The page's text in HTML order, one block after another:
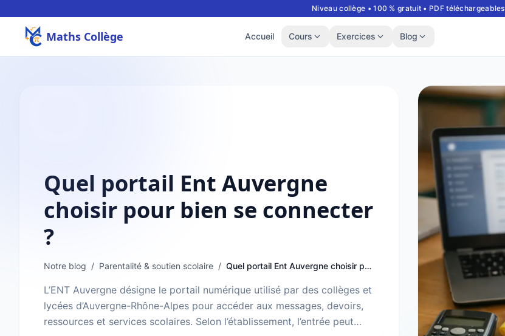
Niveau collège • 100 % gratuit • PDF téléchargeables
Maths Collège Accueil Cours Exercices Blog
Quel portail Ent Auvergne
choisir pour bien se connecter
?
Notre blog / Parentalité & soutien scolaire / Quel portail Ent Auvergne choisir pour bien se connecter ?
L’ENT Auvergne désigne le portail numérique utilisé par des collèges et
lycées d’Auvergne-Rhône-Alpes pour accéder aux messages, devoirs,
ressources et services scolaires. Selon l’établissement, l’entrée peut